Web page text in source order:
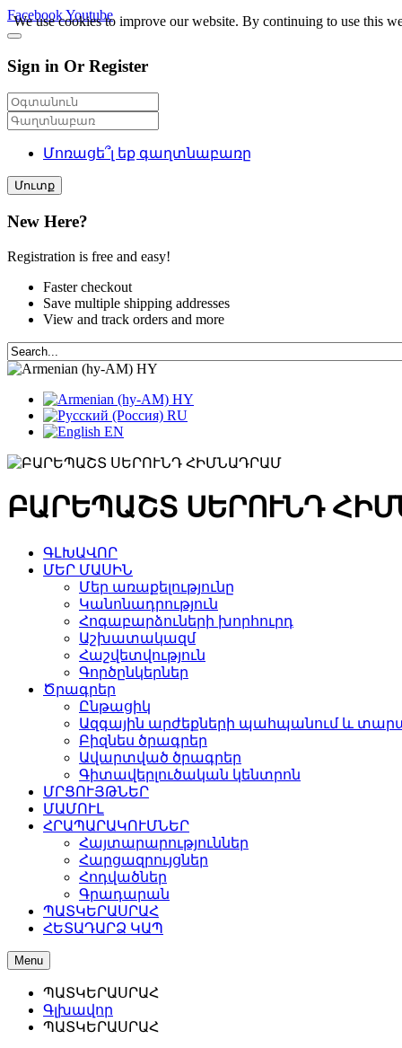
FacebookYoutube
Sign in Or Register
Մոռացե՞լ եք գաղտնաբառը
Մուտք
New Here?
Registration is free and easy!
Faster checkout
Save multiple shipping addresses
View and track orders and more
HY
HY
RU
EN
ԲԱՐԵՊԱՇՏ ՍԵՐՈՒՆԴ
ԳԼԽԱՎՈՐ
ՄԵՐ ՄԱՍԻՆ
Մեր առաքելությունը
Կանոնադրություն
Հոգաբարձուների խորհուրդ
Աշխատակազմ
Հաշվետվություն
Գործընկերներ
Ծրագրեր
Ընթացիկ
Ազգային արժեքների պահպանում և
Բիզնես ծրագրեր
Ավարտված ծրագրեր
Գիտավերլուծական կենտրոն
ՄՐՑՈՒՅԹՆԵՐ
ՄԱՄՈՒԼ
ՀՐԱՊԱՐԱԿՈՒՄՆԵՐ
Հայտարարություններ
Հարցազրույցներ
Հոդվածներ
Գրադարան
ՊԱՏԿԵՐԱՍՐԱՀ
ՀԵՏԱԴԱՐՁ ԿԱՊ
Menu
ՊԱՏԿԵՐԱՍՐԱՀ
Գլխավոր
ՊԱՏԿԵՐԱՍՐԱՀ
We use cookies to improve our website. By continuing to use this